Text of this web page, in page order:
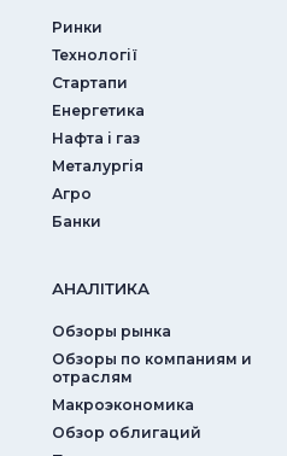
Ринки
Технології
Стартапи
Енергетика
Нафта і газ
Металургія
Агро
Банки
АНАЛIТИКА
Обзоры рынка
Обзоры по компаниям и
отраслям
Макроэкономика
Обзор облигаций